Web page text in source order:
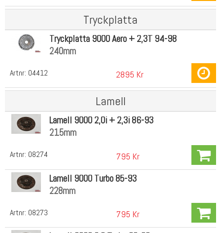
Tryckplatta
Artnr: 04412
Tryckplatta 9000 Aero + 2,3T 94-98
240mm
2895 Kr
Lamell
Artnr: 08274
Lamell 9000 2,0i + 2,3i 86-93
215mm
795 Kr
Artnr: 08273
Lamell 9000 Turbo 85-93
228mm
795 Kr